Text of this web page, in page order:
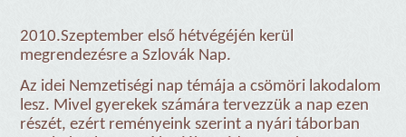
2010.Szeptember első hétvégéjén kerül
megrendezésre a Szlovák Nap.
Az idei Nemzetiségi nap témája a csömöri lakodalom
lesz. Mivel gyerekek számára tervezzük a nap ezen
részét, ezért reményeink szerint a nyári táborban